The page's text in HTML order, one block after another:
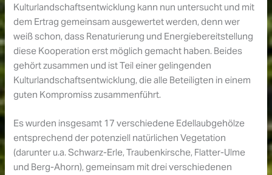
Kulturlandschaftsentwicklung kann nun untersucht und mit
dem Ertrag gemeinsam ausgewertet werden, denn wer
weiß schon, dass Renaturierung und Energiebereitstellung
diese Kooperation erst möglich gemacht haben. Beides
gehört zusammen und ist Teil einer gelingenden
Kulturlandschaftsentwicklung, die alle Beteiligten in einem
guten Kompromiss zusammenführt.
Es wurden insgesamt 17 verschiedene Edellaubgehölze
entsprechend der potenziell natürlichen Vegetation
(darunter u.a. Schwarz-Erle, Traubenkirsche, Flatter-Ulme
und Berg-Ahorn), gemeinsam mit drei verschiedenen